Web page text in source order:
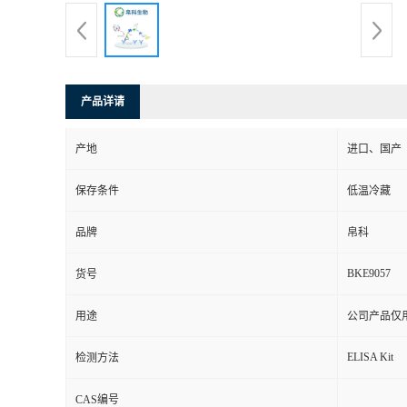
产品详请
产地 进口、国产
保存条件 低温冷藏
品牌 帛科
货号 BKE9057
用途 公司产品仅
检测方法 ELISA Kit
CAS编号